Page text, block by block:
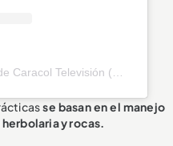
se basan en el manejo
y rocas.